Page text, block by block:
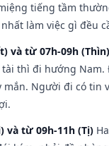
tiếng tầm
làm việc gì đều
và từ 07h-09h (Thìn)
tài thì đi hướng Nam.
mắn. Người đi có tin
và từ 09h-11h (Tị)